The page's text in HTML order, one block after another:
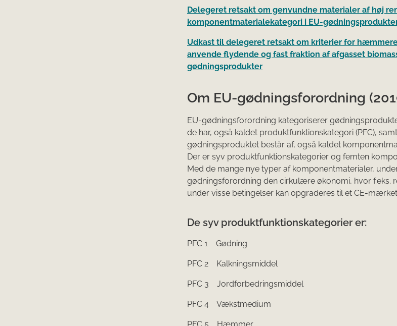
Delegeret retsakt om genvundne materialer af høj
komponentmaterialekategori i EU-
Udkast til delegeret retsakt om kriterier for
anvende flydende og fast fraktion af afgasset
gødningsprodukter
Om EU-gødningsforordning
EU-gødningsforordning kategoriserer
de har, også kaldet produktfunktionskategori (PFC),
gødningsproduktet består af, også kaldet
Der er syv produktfunktionskategorier og femten
Med de mange nye typer af komponentmaterialer,
gødningsforordning den cirkulære økonomi, hvor f.eks.
under visse betingelser kan opgraderes til et CE-
De syv produktfunktionskategorier er:
PFC 1 Gødning
PFC 2 Kalkningsmiddel
PFC 3 Jordforbedringsmiddel
PFC 4 Vækstmedium